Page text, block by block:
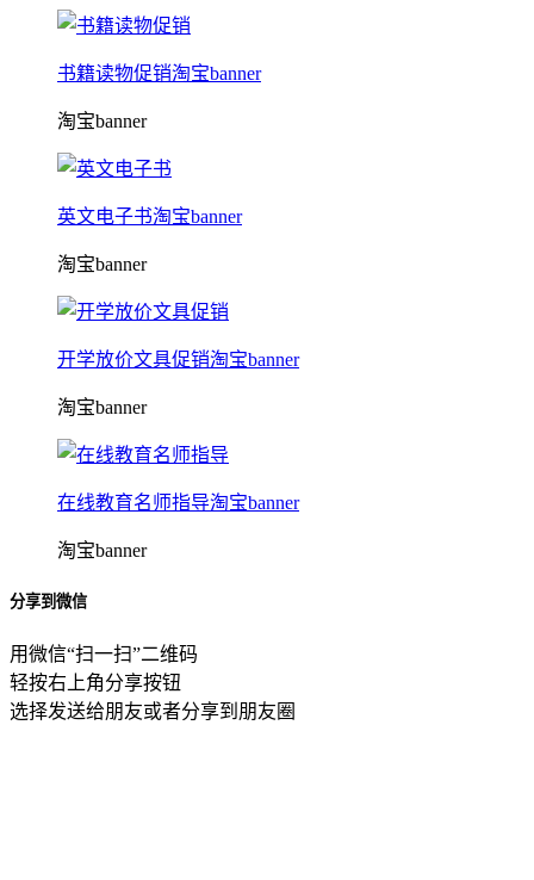
书籍读物促销淘宝banner
淘宝banner
英文电子书淘宝banner
淘宝banner
开学放价文具促销淘宝banner
淘宝banner
在线教育名师指导淘宝banner
淘宝banner
分享到微信
用微信“扫一扫”二维码
轻按右上角分享按钮
选择发送给朋友或者分享到朋友圈